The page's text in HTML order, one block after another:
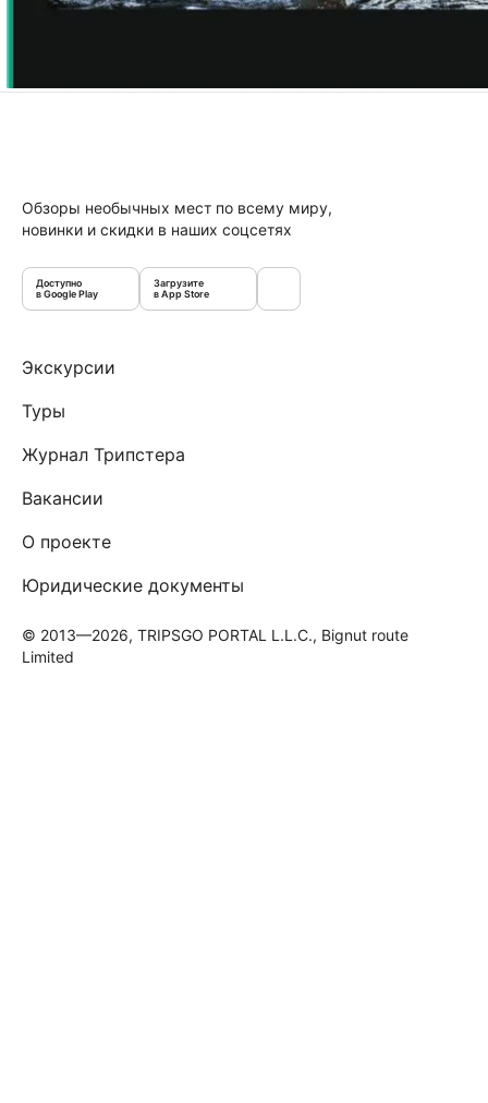
Обзоры необычных мест по всему миру,
новинки и скидки в наших соцсетях
Доступно
в Google Play
Загрузите
в App Store
Экскурсии
Туры
Журнал Трипстера
Вакансии
О проекте
Юридические документы
© 2013—2026, TRIPSGO PORTAL L.L.C., Bignut route
Limited